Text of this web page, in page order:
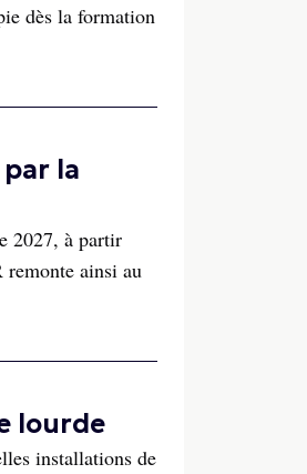
dès la formation
la
2027, à partir
remonte ainsi au
lourde
installations de